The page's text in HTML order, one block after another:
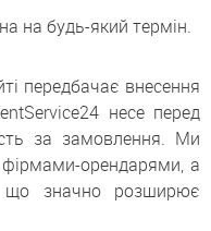
на будь-який термін.
передбачає внесення
несе перед
за замовлення. Ми
орендарями, а
що значно розширює